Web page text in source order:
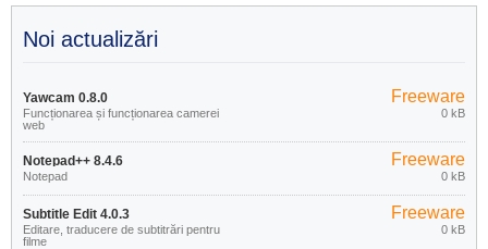
Noi actualizări
Yawcam 0.8.0
Funcționarea și funcționarea camerei
web
Freeware
0 kB
Notepad++ 8.4.6
Notepad
Freeware
0 kB
Subtitle Edit 4.0.3
Editare, traducere de subtitrări pentru
filme
Freeware
0 kB